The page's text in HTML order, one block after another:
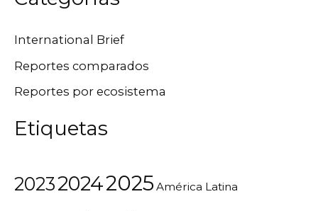
International Brief
Reportes comparados
Reportes por ecosistema
Etiquetas
202320242025 América Latina